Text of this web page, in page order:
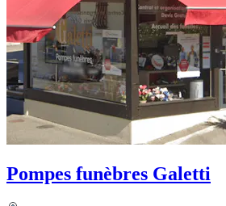
Pompes funèbres Galetti